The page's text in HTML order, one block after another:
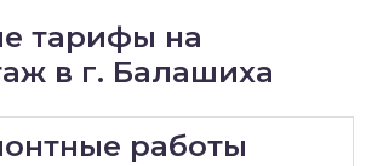
тарифы на
в г. Балашиха
работы